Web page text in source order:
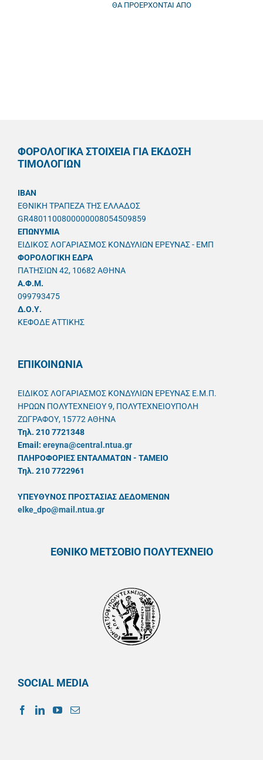
ΘΑ ΠΡΟΕΡΧΟΝΤΑΙ ΑΠΟ
ΦΟΡΟΛΟΓΙΚΑ ΣΤΟΙΧΕΙΑ ΓΙΑ ΕΚΔΟΣΗ
ΤΙΜΟΛΟΓΙΩΝ
IBAN
ΕΘΝΙΚΗ ΤΡΑΠΕΖΑ ΤΗΣ ΕΛΛΑΔΟΣ
GR4801100800000008054509859
ΕΠΩΝΥΜΙΑ
ΕΙΔΙΚΟΣ ΛΟΓΑΡΙΑΣΜΟΣ ΚΟΝΔΥΛΙΩΝ ΕΡΕΥΝΑΣ - ΕΜΠ
ΦΟΡΟΛΟΓΙΚΗ ΕΔΡΑ
ΠΑΤΗΣΙΩΝ 42, 10682 ΑΘΗΝΑ
A.Φ.Μ.
099793475
Δ.Ο.Υ.
ΚΕΦΟΔΕ ΑΤΤΙΚΗΣ
ΕΠΙΚΟΙΝΩΝΙΑ
ΕΙΔΙΚΟΣ ΛΟΓΑΡΙΑΣΜΟΣ ΚΟΝΔΥΛΙΩΝ ΕΡΕΥΝΑΣ Ε.Μ.Π.
ΗΡΩΩΝ ΠΟΛΥΤΕΧΝΕΙΟΥ 9, ΠΟΛΥΤΕΧΝΕΙΟΥΠΟΛΗ
ΖΩΓΡΑΦΟΥ, 15772 ΑΘΗΝΑ
Τηλ. 210 7721348
Email: ereyna@central.ntua.gr
ΠΛΗΡΟΦΟΡΙΕΣ ΕΝΤΑΛΜΑΤΩΝ - ΤΑΜΕΙΟ
Τηλ. 210 7722961
ΥΠΕΥΘYΝΟΣ ΠΡΟΣΤΑΣΙΑΣ ΔΕΔΟΜΕΝΩΝ
elke_dpo@mail.ntua.gr
ΕΘΝΙΚΟ ΜΕΤΣΟΒΙΟ ΠΟΛΥΤΕΧΝΕΙΟ
SOCIAL MEDIA